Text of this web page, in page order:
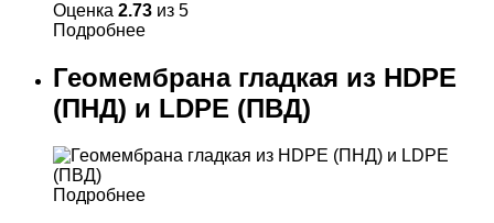
Оценка 2.73 из 5
Подробнее
Геомембрана гладкая из HDPE
(ПНД) и LDPE (ПВД)
Подробнее